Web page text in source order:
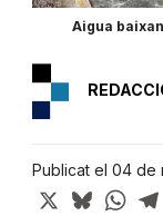
Aigua
Publicat el 04 de
X Bluesky